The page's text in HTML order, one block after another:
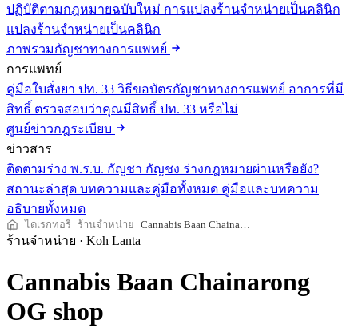
ปฏิบัติตามกฎหมายฉบับใหม่ การแปลงร้านจำหน่ายเป็นคลินิก
แปลงร้านจำหน่ายเป็นคลินิก
ภาพรวมกัญชาทางการแพทย์
การแพทย์
คู่มือใบสั่งยา ปท. 33 วิธีขอบัตรกัญชาทางการแพทย์ อาการที่มี
สิทธิ์ ตรวจสอบว่าคุณมีสิทธิ์ ปท. 33 หรือไม่
ศูนย์ข่าวกฎระเบียบ
ข่าวสาร
ติดตามร่าง พ.ร.บ. กัญชา กัญชง ร่างกฎหมายผ่านหรือยัง?
สถานะล่าสุด บทความและคู่มือทั้งหมด คู่มือและบทความ
อธิบายทั้งหมด
ไดเรกทอรี ร้านจำหน่าย Cannabis Baan Chainarong OG shop
ร้านจำหน่าย · Koh Lanta
Cannabis Baan Chainarong
OG shop